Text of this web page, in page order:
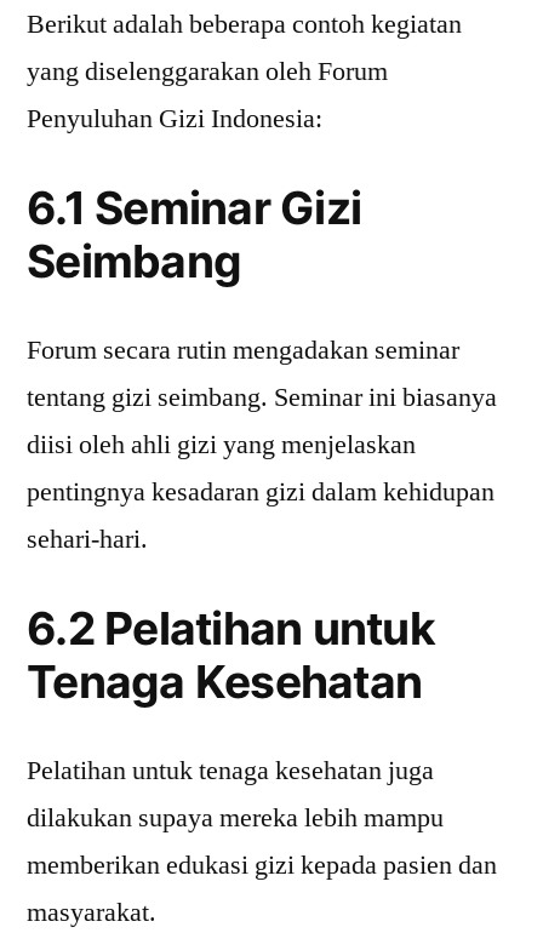
Berikut adalah beberapa contoh kegiatan
yang diselenggarakan oleh Forum
Penyuluhan Gizi Indonesia:
6.1 Seminar Gizi
Seimbang
Forum secara rutin mengadakan seminar
tentang gizi seimbang. Seminar ini biasanya
diisi oleh ahli gizi yang menjelaskan
pentingnya kesadaran gizi dalam kehidupan
sehari-hari.
6.2 Pelatihan untuk
Tenaga Kesehatan
Pelatihan untuk tenaga kesehatan juga
dilakukan supaya mereka lebih mampu
memberikan edukasi gizi kepada pasien dan
masyarakat.